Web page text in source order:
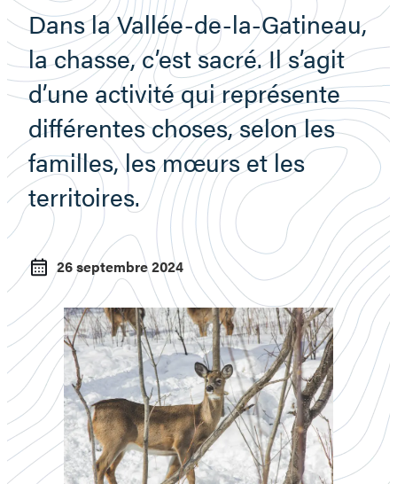
Dans la Vallée-de-la-Gatineau,
la chasse, c’est sacré. Il s’agit
d’une activité qui représente
différentes choses, selon les
familles, les mœurs et les
territoires.
26 septembre 2024